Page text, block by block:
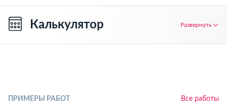
Калькулятор Развернуть
ПРИМЕРЫ РАБОТ Все работы